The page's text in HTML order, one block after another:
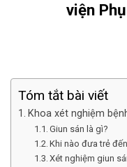
viện
Tóm tắt bài viết
Khoa xét nghiệm
Giun sán là gì?
Khi nào đưa trẻ
Xét nghiệm giun